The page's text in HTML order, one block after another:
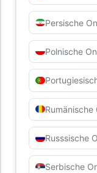
Persische
Polnische
Rumänische
Russsische
Serbische